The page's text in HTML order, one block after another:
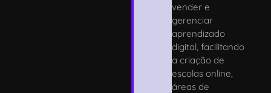
vender e
gerenciar
aprendizado
digital, facilitando
a criação de
escolas online,
áreas de